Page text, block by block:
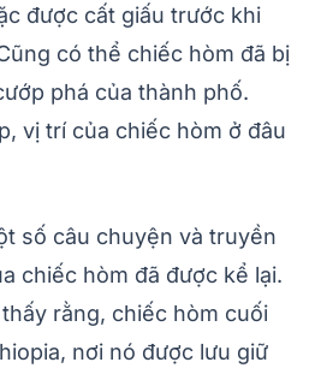
được cất giấu trước khi
có thể chiếc hòm đã bị
phá của thành phố.
vị trí của chiếc hòm ở đâu
số câu chuyện và truyền
chiếc hòm đã được kể lại.
rằng, chiếc hòm cuối
nơi nó được lưu giữ